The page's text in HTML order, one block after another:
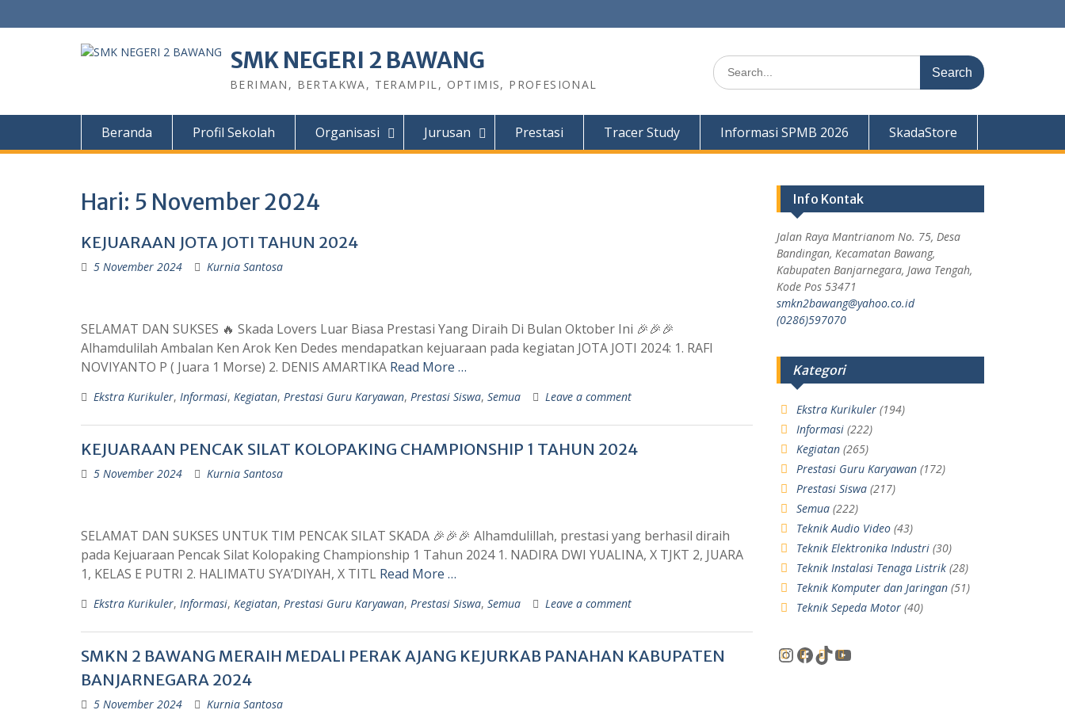
to
SMK NEGERI 2 BAWANG
BERIMAN, BERTAKWA, TERAMPIL, OPTIMIS, PROFESIONAL
Search
for:
Beranda Profil Sekolah Organisasi Jurusan Prestasi Tracer Study Informasi SPMB 2026 SkadaStore
Hari: 5 November 2024
KEJUARAAN JOTA JOTI TAHUN 2024
5 November 2024 Kurnia Santosa
SELAMAT DAN SUKSES 🔥 Skada Lovers Luar Biasa Prestasi Yang Diraih Di Bulan Oktober Ini 🎉🎉🎉
Alhamdulilah Ambalan Ken Arok Ken Dedes mendapatkan kejuaraan pada kegiatan JOTA JOTI 2024: 1. RAFI
NOVIYANTO P ( Juara 1 Morse) 2. DENIS AMARTIKA Read More …
Ekstra Kurikuler, Informasi, Kegiatan, Prestasi Guru Karyawan, Prestasi Siswa, Semua Leave a comment
KEJUARAAN PENCAK SILAT KOLOPAKING CHAMPIONSHIP 1 TAHUN 2024
5 November 2024 Kurnia Santosa
SELAMAT DAN SUKSES UNTUK TIM PENCAK SILAT SKADA 🎉🎉🎉 Alhamdulillah, prestasi yang berhasil diraih
pada Kejuaraan Pencak Silat Kolopaking Championship 1 Tahun 2024 1. NADIRA DWI YUALINA, X TJKT 2, JUARA
1, KELAS E PUTRI 2. HALIMATU SYA’DIYAH, X TITL Read More …
Ekstra Kurikuler, Informasi, Kegiatan, Prestasi Guru Karyawan, Prestasi Siswa, Semua Leave a comment
SMKN 2 BAWANG MERAIH MEDALI PERAK AJANG KEJURKAB PANAHAN KABUPATEN
BANJARNEGARA 2024
5 November 2024 Kurnia Santosa
Info Kontak
Jalan Raya Mantrianom No. 75, Desa
Bandingan, Kecamatan Bawang,
Kabupaten Banjarnegara, Jawa Tengah,
Kode Pos 53471
smkn2bawang@yahoo.co.id
(0286)597070
Kategori
Ekstra Kurikuler(194)
Informasi(222)
Kegiatan(265)
Prestasi Guru Karyawan(172)
Prestasi Siswa(217)
Semua(222)
Teknik Audio Video(43)
Teknik Elektronika Industri(30)
Teknik Instalasi Tenaga Listrik(28)
Teknik Komputer dan Jaringan(51)
Teknik Sepeda Motor(40)
Instagram
Facebook
TikTok
YouTube